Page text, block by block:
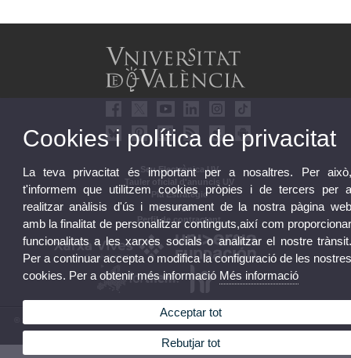
Seu Electrònica UV
Tauler oficial d'anuncis UV
Pla Estratègic
UVintegritat
Perfil de contractant
© 2026 UV. - Av. Blasco Ibáñez, 13. 46010 València. Espanya. Tel. UV: (+34) 963 86 41 00
Política privacitat | Cookies
Cookies i política de privacitat
La teva privacitat és important per a nosaltres. Per
t'informem que utilitzem cookies pròpies i de tercers per
realitzar anàlisis d'ús i mesurament de la nostra pàgina
amb la finalitat de personalitzar continguts,així com
funcionalitats a les xarxes socials o analitzar el nostre
Per a continuar accepta o modifica la configuració de les
cookies. Per a obtenir més informació Més informació
Acceptar tot
Rebutjar tot